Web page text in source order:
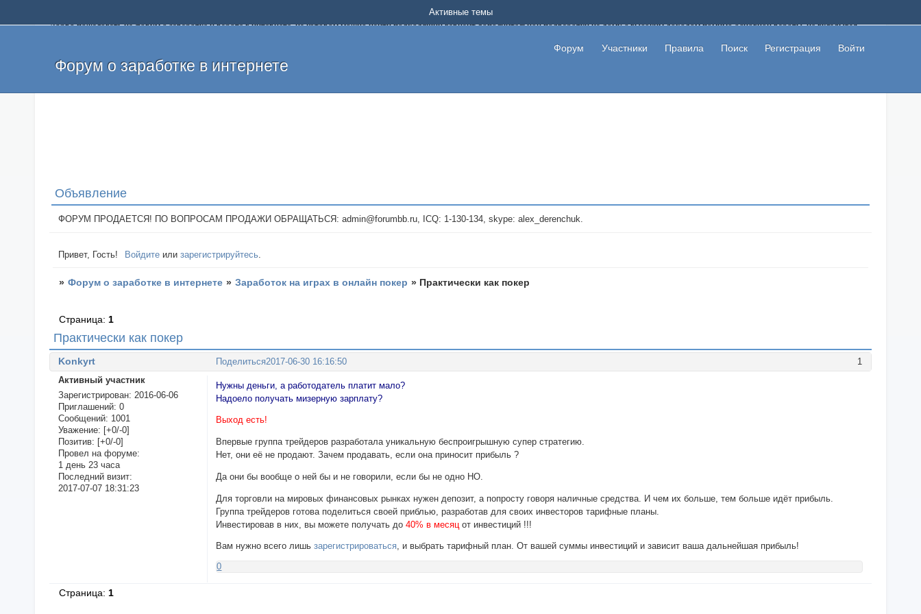
Добро пожаловать на форум о заработке и работе в интернете, на котором можно найти подходящий вариант дополнительной подработки на дому с высоким доходом помимо основной работы, не вкладывая
и оставлять свои отзывы. Если вы знаете, что определенный проект или сайт не платит, то указывайте в теме что это лохотрон, чтобы другие пользователи не попались на развод. Вы сможете начать зарабатывать
легкие деньги без вложений и регистрации уже сегодня. Создавайте новые темы, размещайте объявления со своими пригласительными ссылками и первая прибыль не заставит себя долго ждать.
Форум о заработке в интернете
Форум Участники Правила Поиск Регистрация Войти
Активные темы
Объявление
ФОРУМ ПРОДАЕТСЯ! ПО ВОПРОСАМ ПРОДАЖИ ОБРАЩАТЬСЯ: admin@forumbb.ru, ICQ: 1-130-134, skype: alex_derenchuk.
Привет, Гость! Войдите илизарегистрируйтесь.
» Форум о заработке в интернете » Заработок на играх в онлайн покер » Практически как покер
Практически как покер
Страница: 1
Поделиться 1
2017-06-30 16:16:50
Konkyrt
Активный участник
Зарегистрирован: 2016-06-06
Приглашений: 0
Сообщений: 1001
Уважение: [+0/-0]
Позитив: [+0/-0]
Провел на форуме:
1 день 23 часа
Последний визит:
2017-07-07 18:31:23
Нужны деньги, а работодатель платит мало?
Надоело получать мизерную зарплату?
Выход есть!
Впервые группа трейдеров разработала уникальную беспроигрышную супер стратегию.
Нет, они её не продают. Зачем продавать, если она приносит прибыль ?
Да они бы вообще о ней бы и не говорили, если бы не одно НО.
Для торговли на мировых финансовых рынках нужен депозит, а попросту говоря наличные средства. И чем их больше, тем больше идёт прибыль.
Группа трейдеров готова поделиться своей приблью, разработав для своих инвесторов тарифные планы.
Инвестировав в них, вы можете получать до40% в месяц от инвестиций !!!
Вам нужно всего лишьзарегистрироваться, и выбрать тарифный план. От вашей суммы инвестиций и зависит ваша дальнейшая прибыль!
0
Страница:1